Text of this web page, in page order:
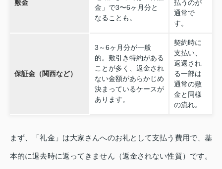
敷金
金」で3〜6ヶ月分と
なることも。
払うのが
通常で
す。
保証金（関西など）
3～6ヶ月分が一般
的。敷引き特約がある
ことが多く、返金され
ない金額があらかじめ
決まっているケースが
あります。
契約時に
支払い、
返還され
る一部は
通常の敷
金と同様
の流れ。
まず、「礼金」は大家さんへのお礼として支払う費用で、基
本的に退去時に返ってきません（返金されない性質）です。